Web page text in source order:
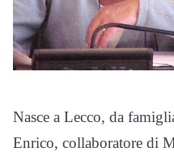
Nasce a Lecco, da
Enrico, collaboratore di